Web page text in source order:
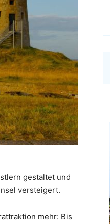
gestaltet und
versteigert.
mehr: Bis